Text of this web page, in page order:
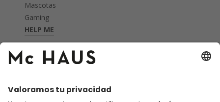
Mascotas
Gaming
HELP ME
FAQ's
Garantía
Privacidad